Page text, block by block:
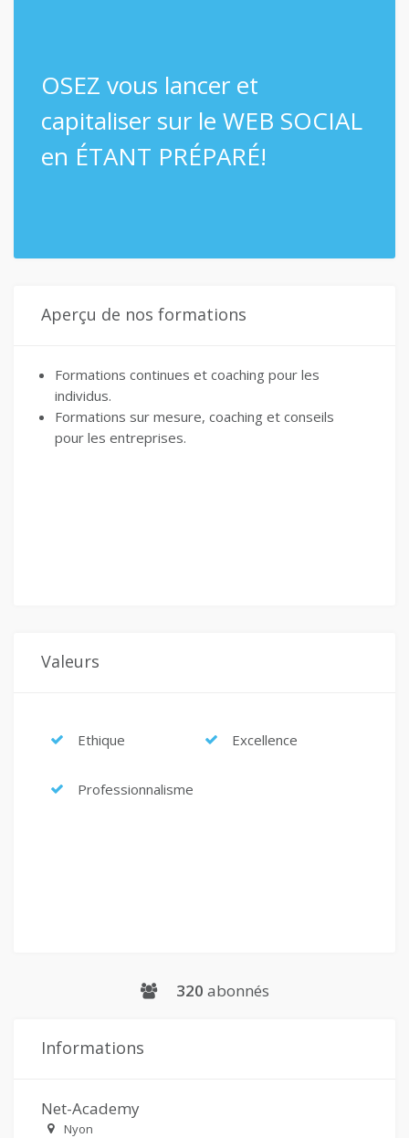
OSEZ vous lancer et
capitaliser sur le WEB SOCIAL
en ÉTANT PRÉPARÉ!
Aperçu de nos formations
Formations continues et coaching pour les
individus.
Formations sur mesure, coaching et conseils
pour les entreprises.
Valeurs
Ethique Excellence
Professionnalisme
320 abonnés
Informations
Net-Academy
Nyon